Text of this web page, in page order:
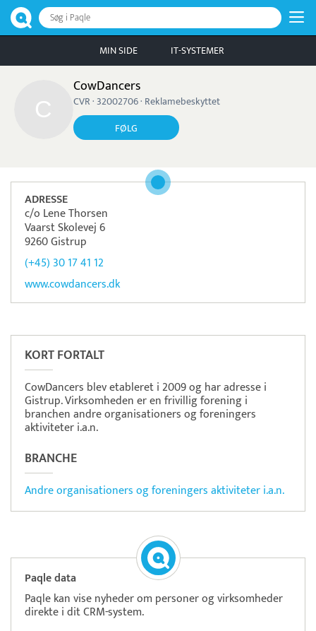
Søg i Paqle
MIN SIDE IT-SYSTEMER
CowDancers
CVR · 32002706 · Reklamebeskyttet
FØLG
ADRESSE
c/o Lene Thorsen
Vaarst Skolevej 6
9260 Gistrup
(+45) 30 17 41 12
www.cowdancers.dk
KORT FORTALT
CowDancers blev etableret i 2009 og har adresse i
Gistrup. Virksomheden er en frivillig forening i
branchen andre organisationers og foreningers
aktiviteter i.a.n.
BRANCHE
Andre organisationers og foreningers aktiviteter i.a.n.
Paqle data
Paqle kan vise nyheder om personer og virksomheder
direkte i dit CRM-system.